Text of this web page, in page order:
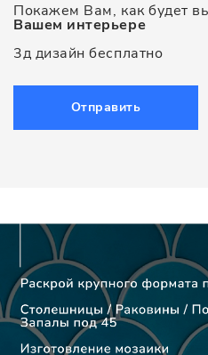
Покажем Вам, как будет
Вашем интерьере
3д дизайн бесплатно
Отправить